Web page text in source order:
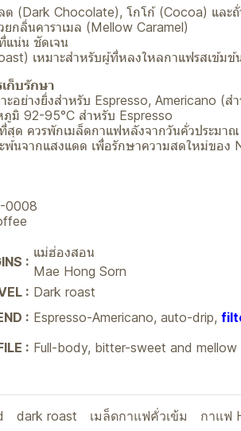
ต (Dark Chocolate), โกโก้ (Cocoa) และถั่
กลิ่นคาราเมล (Mellow Caramel)
แน่น ชัดเจน
เหมาะสำหรับผู้ที่หลงใหลกาแฟรสเข้มข้
ก็บรักษา
ะอย่างยิ่งสำหรับ Espresso, Americano (
มิ 92-95°C สำหรับ Espresso
สุด ควรพักเมล็ดกาแฟหลังจากวันคั่วประมา
พ้นจากแสงแดด เพื่อรักษาความสดใหม่ของ
0008
:
แม่ฮ่องสอน
Mae Hong Sorn
: Dark roast
: Espresso-Americano, auto-drip,
: Full-body, bitter-sweet and
dark roast เมล็ดกาแฟคั่วเข้ม กาแฟ